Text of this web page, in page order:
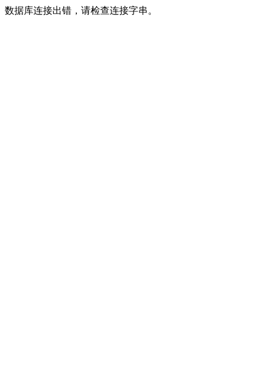
数据库连接出错，请检查连接字串。